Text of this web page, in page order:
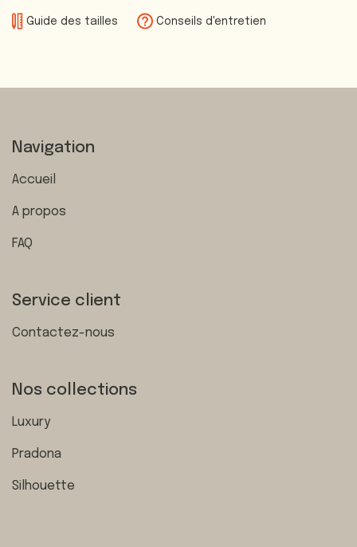
Guide des tailles Conseils d'entretien
Navigation
Accueil
A propos
FAQ
Service client
Contactez-nous
Nos collections
Luxury
Pradona
Silhouette